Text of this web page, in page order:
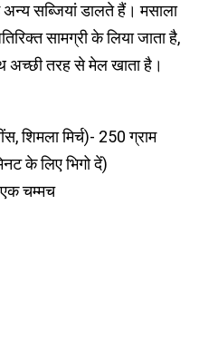
सब्जियां डालते हैं। मसाला
सामग्री के लिया जाता है,
अच्छी तरह से मेल खाता है।
शिमला मिर्च)- 250 ग्राम
के लिए भिगो दें)
चम्मच